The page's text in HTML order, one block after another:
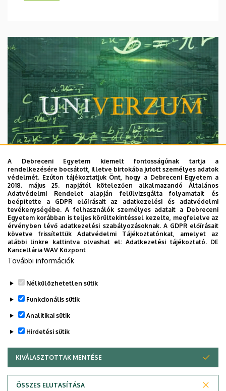
2026. augusztus 7.
Univerzum: A Debreceni Egyetem
titkos receptjei
KUTATÁS TUDOMÁNY
A Debreceni Egyetem kiemelt fontosságúnak tartja a
rendelkezésére bocsátott, illetve birtokába jutott személyes adatok
védelmét. Ezúton tájékoztatjuk Önt, hogy a Debreceni Egyetem a
2018. május 25. napjától kötelezően alkalmazandó Általános
Adatvédelmi Rendelet alapján felülvizsgálta folyamatait és
beépítette a GDPR előírásait az adatkezelési és adatvédelmi
tevékenységébe. A felhasználók személyes adatait a Debreceni
Egyetem korábban is teljes körültekintéssel kezelte, megfelelve az
érvényben lévő adatkezelési szabályozásoknak. A GDPR előírásait
követve frissítettük Adatvédelmi Tájékoztatónkat, amelyet az
alábbi linkre kattintva olvashat el:Adatkezelési tájékoztató. DE
Kancellária WAV Központ
További információk
Nélkülözhetetlen sütik
Funkcionális sütik
Analitikai sütik
Hirdetési sütik
KIVÁLASZTOTTAK MENTÉSE
ÖSSZES ELUTASÍTÁSA
WITHDRAW CONSENT